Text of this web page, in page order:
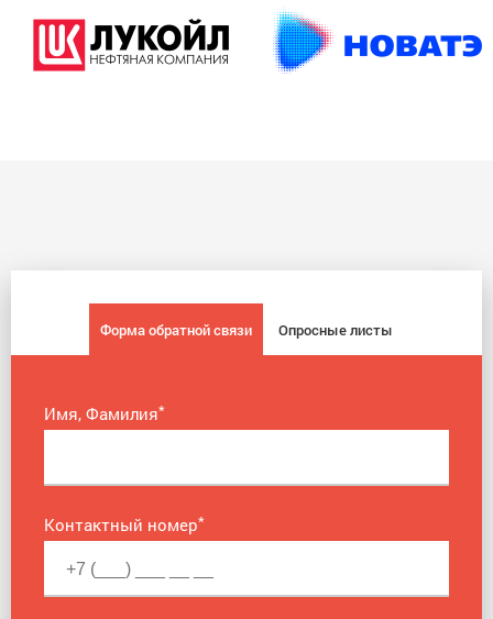
Форма обратной связи Опросные листы
Имя, Фамилия*
Контактный номер*